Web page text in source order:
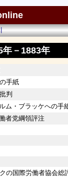
年－1883年
手紙
判
ム・ブラッケへの手
者党綱領評注
の国際労働者協会総